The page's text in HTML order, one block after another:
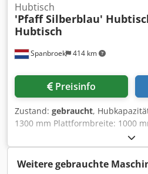
Spanbroek 414 km
Hubtisch
'Pfaff Silberblau'
Hubtisch
Preisinfo
Zustand: gebraucht,
1300 mm Plattformbreite: 1000
Maximale Höhe: 1100 mm
Cedpfjglanwsx Agxerf
Weitere gebrauchte